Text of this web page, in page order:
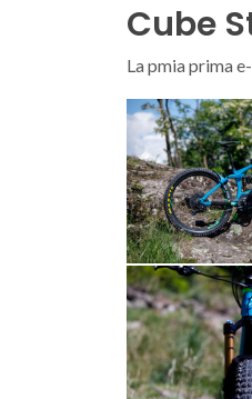
Cube
La pmia prima